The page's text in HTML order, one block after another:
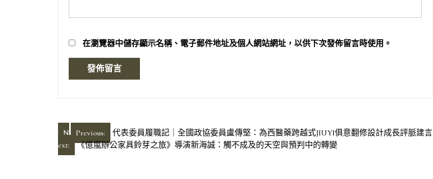
在瀏覽器中儲存顯示名稱、電子郵件地址及個人網站網址，以供下次發佈留言時使用。
文
章
Previous: 代表委員履職記｜全國政協委員盧傳堅：為西醫藥跨越式JIUYI俱意翻修設計成長評脈建言
N
ext:
《億嵐辦公家具鈴芽之旅》導演新海誠：觸不成及的天空與預判中的轉變